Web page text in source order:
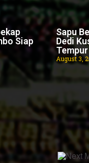
Siap
Sapu
Dedi
August 3,